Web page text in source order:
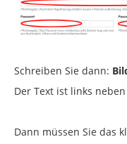
Schreiben Sie dann:
Der Text ist links
Dann müssen Sie das